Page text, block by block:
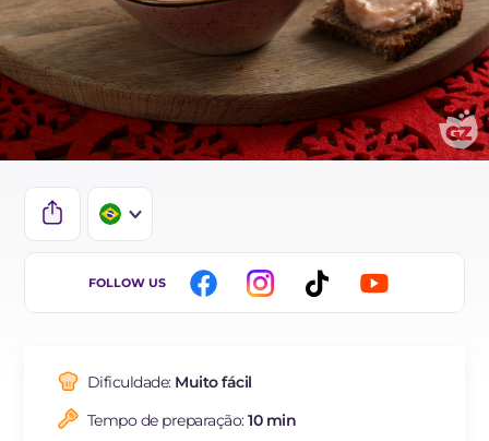
IT
FR
DE
FOLLOW US
Dificuldade: Muito fácil
Tempo de preparação:10 min